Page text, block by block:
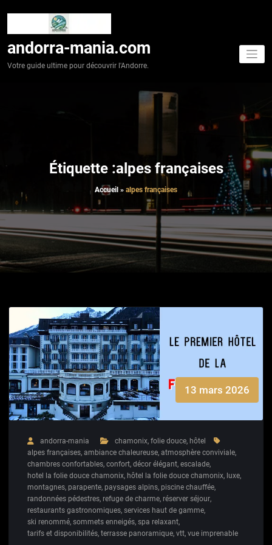
andorra-mania.com
Votre guide ultime pour découvrir l'Andorre.
Étiquette :alpes françaises
Accueil » alpes françaises
13 mars 2026
andorra-mania chamonix, folie douce, hôtel
alpes françaises, ambiance chaleureuse, atmosphère conviviale,
chambres confortables, confort, décor élégant, escalade,
hotel la folie douce chamonix, hôtel la folie douce chamonix, luxe,
montagnes, parapente, paysages alpins, piscine chauffée,
randonnées pédestres, refuge de charme, réserver séjour,
restaurants gastronomiques, services haut de gamme,
ski renommé, sommets enneigés, spa relaxant,
tarifs et disponibilités, terrasse panoramique, vtt, vue imprenable